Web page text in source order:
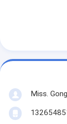
Miss. Gong